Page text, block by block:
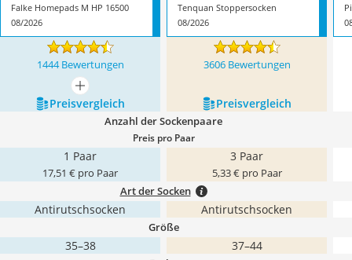
Falke Homepads M HP 16500
08/2026
Tenquan Stoppersocken
08/2026
1444 Bewertungen 3606 Bewertungen
mehr anzeigen
Preis­vergleich
Preis­vergleich
Anzahl der Sockenpaare
Preis pro Paar
1 Paar
17,51 € pro Paar
3 Paar
5,33 € pro Paar
Art der Socken
Antirutschsocken Antirutschsocken
Größe
35–38 37–44